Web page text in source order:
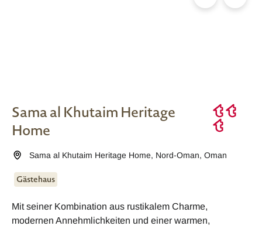
Sama al Khutaim Heritage
Home
Sama al Khutaim Heritage Home, Nord-Oman,Oman
Gästehaus
Mit seiner Kombination aus rustikalem Charme,
modernen Annehmlichkeiten und einer warmen,